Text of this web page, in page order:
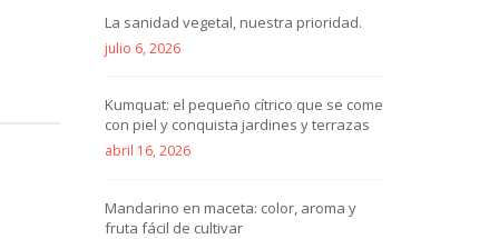
La sanidad vegetal, nuestra prioridad.
julio 6, 2026
Kumquat: el pequeño cítrico que se come
con piel y conquista jardines y terrazas
abril 16, 2026
Mandarino en maceta: color, aroma y
fruta fácil de cultivar